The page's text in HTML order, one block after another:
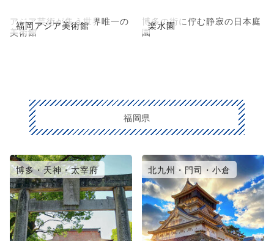
福岡アジア美術館
アジア芸術が集う世界唯一の
美術館
楽水園
博多の街に佇む静寂の日本庭
園
福岡県
博多・天神・太宰府 北九州・門司・小倉